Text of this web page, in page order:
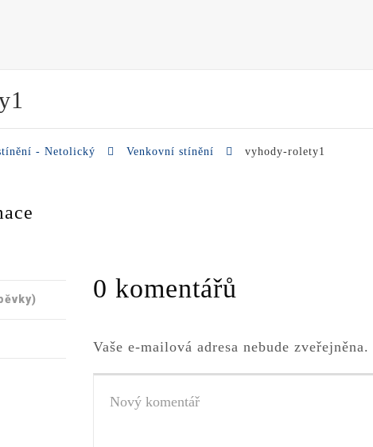
- Netolický Venkovní stínění vyhody-rolety1
0 komentářů
Vaše e-mailová adresa nebude zveřejněna.
komentář*